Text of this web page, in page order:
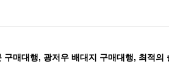
구매대행, 광저우 배대지 구매대행, 최적의